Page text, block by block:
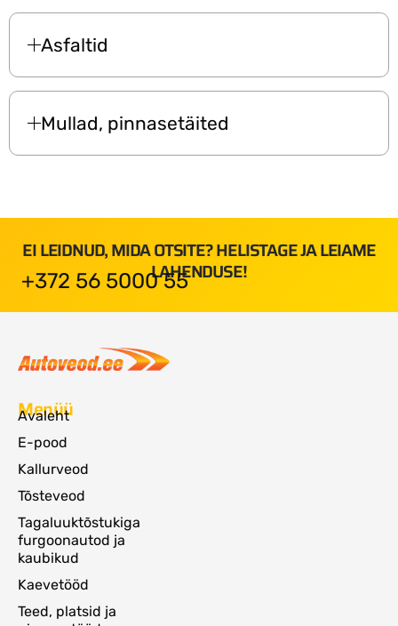
Asfaltid
Mullad, pinnasetäited
EI LEIDNUD, MIDA OTSITE? HELISTAGE JA LEIAME
LAHENDUSE!
+372 56 5000 55
Menüü
Avaleht
E-pood
Kallurveod
Tõsteveod
Tagaluuktõstukiga
furgoonautod ja
kaubikud
Kaevetööd
Teed, platsid ja